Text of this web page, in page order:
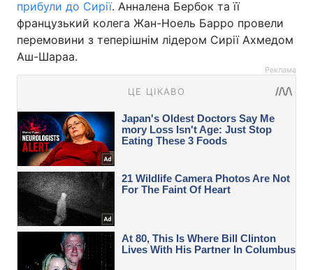
прибули до Сирії. Анналена Бербок та її
французький колега Жан-Ноель Барро провели
перемовини з теперішнім лідером Сирії Ахмедом
Аш-Шараа.
Реклама